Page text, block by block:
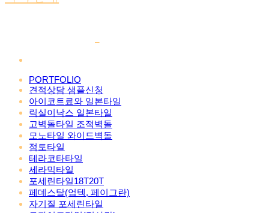
PORTFOLIO
견적상담 샘플신청
아이코트료와 일본타일
릭실이낙스 일본타일
고벽돌타일 조적벽돌
모노타일 와이드벽돌
점토타일
테라코타타일
세라믹타일
포세린타일18T20T
페데스탈(업텍, 페이그란)
자기질 포세린타일